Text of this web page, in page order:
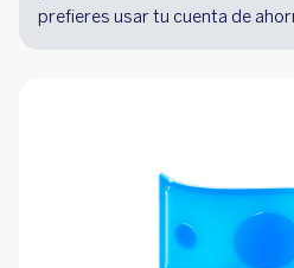
prefieres usar tu cuenta de